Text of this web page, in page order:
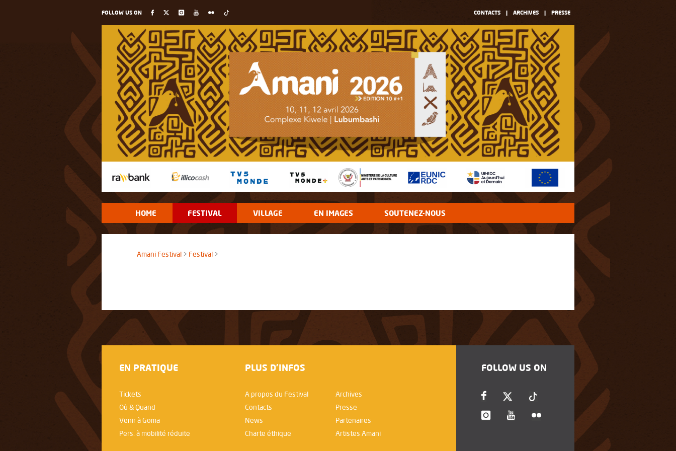
FOLLOW US ON CONTACTS | ARCHIVES | PRESSE
HOME FESTIVAL VILLAGE EN IMAGES SOUTENEZ-NOUS
Amani Festival Festival
EN PRATIQUE
Tickets
Où & Quand
Venir à Goma
Pers. à mobilité réduite
PLUS D'INFOS
A propos du Festival
Contacts
News
Charte éthique
Archives
Presse
Partenaires
Artistes Amani
FOLLOW US ON